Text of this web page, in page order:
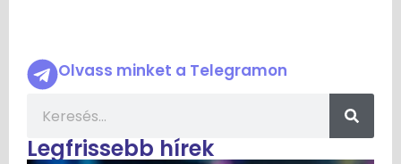
Olvass minket a Telegramon
Legfrissebb hírek